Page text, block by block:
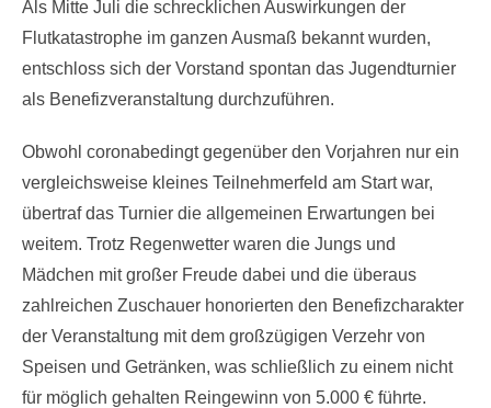
Als Mitte Juli die schrecklichen Auswirkungen der
Flutkatastrophe im ganzen Ausmaß bekannt wurden,
entschloss sich der Vorstand spontan das Jugendturnier
als Benefizveranstaltung durchzuführen.
Obwohl coronabedingt gegenüber den Vorjahren nur ein
vergleichsweise kleines Teilnehmerfeld am Start war,
übertraf das Turnier die allgemeinen Erwartungen bei
weitem. Trotz Regenwetter waren die Jungs und
Mädchen mit großer Freude dabei und die überaus
zahlreichen Zuschauer honorierten den Benefizcharakter
der Veranstaltung mit dem großzügigen Verzehr von
Speisen und Getränken, was schließlich zu einem nicht
für möglich gehalten Reingewinn von 5.000 € führte.